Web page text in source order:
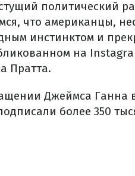
политический
что американцы,
инстинктом и
на
Пратта.
Джеймса Ганна
более 350